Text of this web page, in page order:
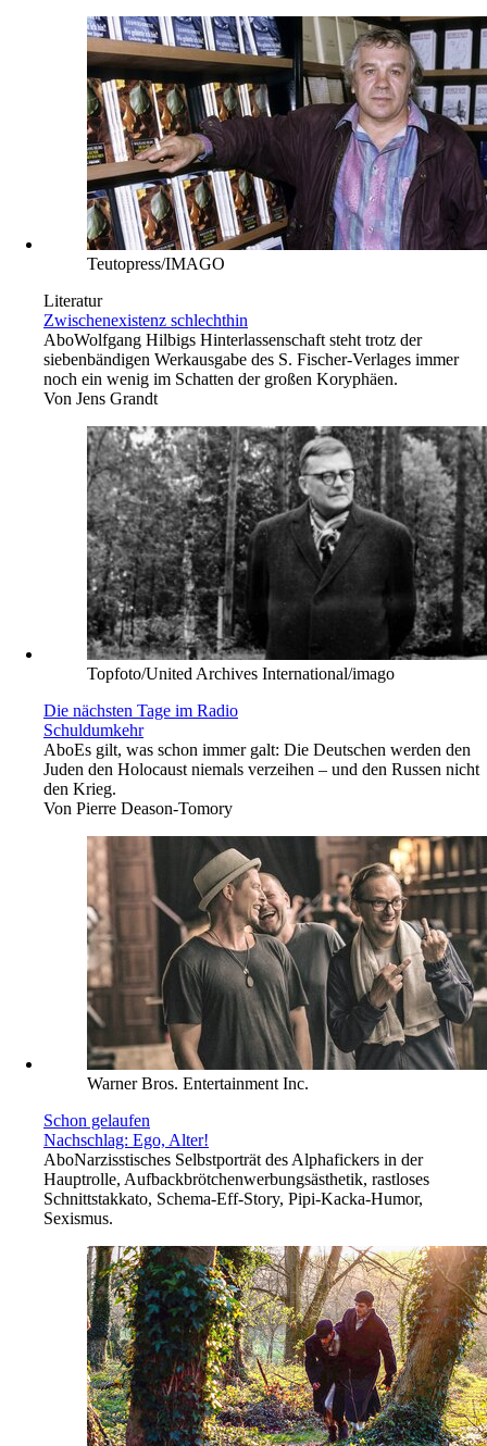
Teutopress/IMAGO
Literatur
Zwischenexistenz schlechthin
AboWolfgang Hilbigs Hinterlassenschaft steht trotz der
siebenbändigen Werkausgabe des S. Fischer-Verlages immer
noch ein wenig im Schatten der großen Koryphäen.
Von Jens Grandt
Topfoto/United Archives International/imago
Die nächsten Tage im Radio
Schuldumkehr
AboEs gilt, was schon immer galt: Die Deutschen werden den
Juden den Holocaust niemals verzeihen – und den Russen nicht
den Krieg.
Von Pierre Deason-Tomory
Warner Bros. Entertainment Inc.
Schon gelaufen
Nachschlag: Ego, Alter!
AboNarzisstisches Selbstporträt des Alphafickers in der
Hauptrolle, Aufbackbrötchenwerbungsästhetik, rastloses
Schnittstakkato, Schema-Eff-Story, Pipi-Kacka-Humor,
Sexismus.